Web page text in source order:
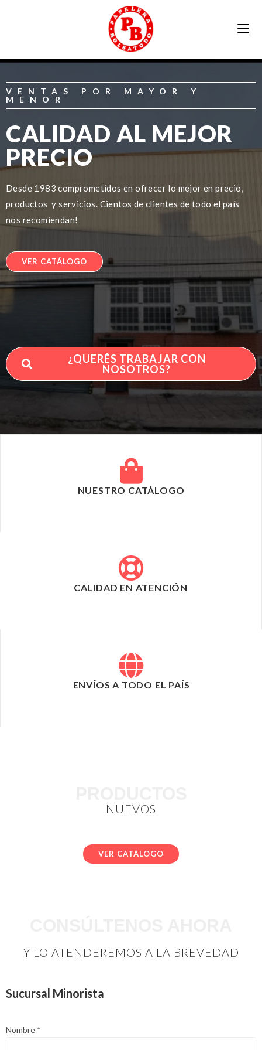
VENTAS POR MAYOR Y
MENOR
CALIDAD AL MEJOR
PRECIO
Desde 1983 comprometidos en ofrecer lo mejor en precio,
productos y servicios. Cientos de clientes de todo el país
nos recomiendan!
VER CATÁLOGO
¿QUERÉS TRABAJAR CON
NOSOTROS?
NUESTRO CATÁLOGO
CALIDAD EN ATENCIÓN
ENVÍOS A TODO EL PAÍS
NUEVOS
VER CATÁLOGO
Y LO ATENDEREMOS A LA BREVEDAD
Sucursal Minorista
Nombre *